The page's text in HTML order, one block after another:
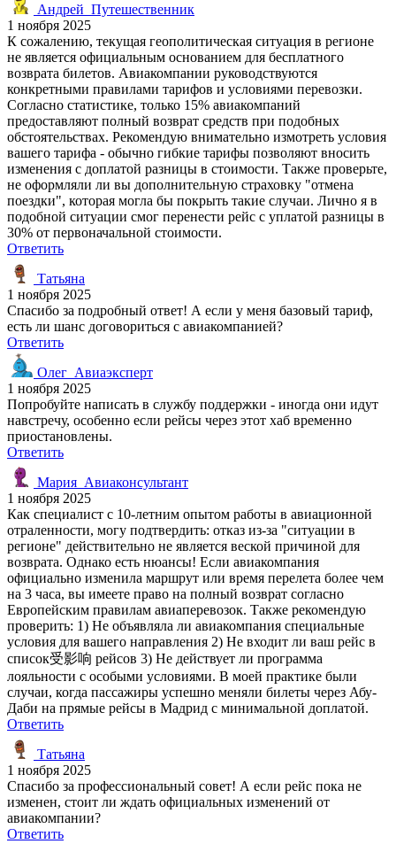
Андрей_Путешественник
1 ноября 2025
К сожалению, текущая геополитическая ситуация в регионе
не является официальным основанием для бесплатного
возврата билетов. Авиакомпании руководствуются
конкретными правилами тарифов и условиями перевозки.
Согласно статистике, только 15% авиакомпаний
предоставляют полный возврат средств при подобных
обстоятельствах. Рекомендую внимательно измотреть условия
вашего тарифа - обычно гибкие тарифы позволяют вносить
изменения с доплатой разницы в стоимости. Также проверьте,
не оформляли ли вы дополнительную страховку "отмена
поездки", которая могла бы покрыть такие случаи. Лично я в
подобной ситуации смог перенести рейс с уплатой разницы в
30% от первоначальной стоимости.
Ответить
Татьяна
1 ноября 2025
Спасибо за подробный ответ! А если у меня базовый тариф,
есть ли шанс договориться с авиакомпанией?
Ответить
Олег_Авиаэксперт
1 ноября 2025
Попробуйте написать в службу поддержки - иногда они идут
навстречу, особенно если рейсы через этот хаб временно
приостановлены.
Ответить
Мария_Авиаконсультант
1 ноября 2025
Как специалист с 10-летним опытом работы в авиационной
отраленности, могу подтвердить: отказ из-за "ситуации в
регионе" действительно не является веской причиной для
возврата. Однако есть нюансы! Если авиакомпания
официально изменила маршрут или время перелета более чем
на 3 часа, вы имеете право на полный возврат согласно
Европейским правилам авиаперевозок. Также рекомендую
проверить: 1) Не объявляла ли авиакомпания специальные
условия для вашего направления 2) Не входит ли ваш рейс в
список受影响 рейсов 3) Не действует ли программа
лояльности с особыми условиями. В моей практике были
случаи, когда пассажиры успешно меняли билеты через Абу-
Даби на прямые рейсы в Мадрид с минимальной доплатой.
Ответить
Татьяна
1 ноября 2025
Спасибо за профессиональный совет! А если рейс пока не
изменен, стоит ли ждать официальных изменений от
авиакомпании?
Ответить